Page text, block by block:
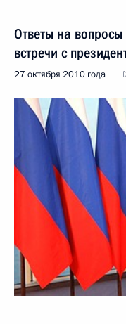
Ответы на вопросы
встречи с
27 октября 2010 года